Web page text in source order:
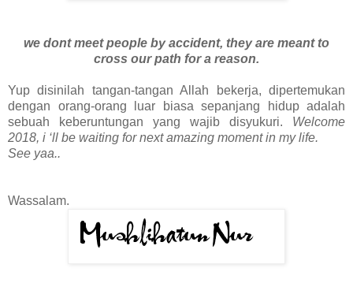
we dont meet people by accident, they are meant to
cross our path for a reason.
Yup disinilah tangan-tangan Allah bekerja, dipertemukan
dengan orang-orang luar biasa sepanjang hidup adalah
sebuah keberuntungan yang wajib disyukuri. Welcome
2018, i ‘ll be waiting for next amazing moment in my life.
See yaa..
Wassalam.